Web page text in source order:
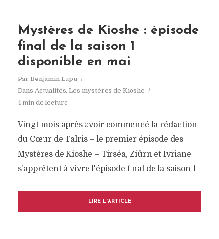
Mystères de Kioshe : épisode
final de la saison 1
disponible en mai
Par Benjamin Lupu
Dans Actualités, Les mystères de Kioshe
4 min de lecture
Vingt mois après avoir commencé la rédaction
du Cœur de Talris – le premier épisode des
Mystères de Kioshe – Tirséa, Ziûrn et Ivriane
s'apprêtent à vivre l'épisode final de la saison 1.
LIRE L'ARTICLE